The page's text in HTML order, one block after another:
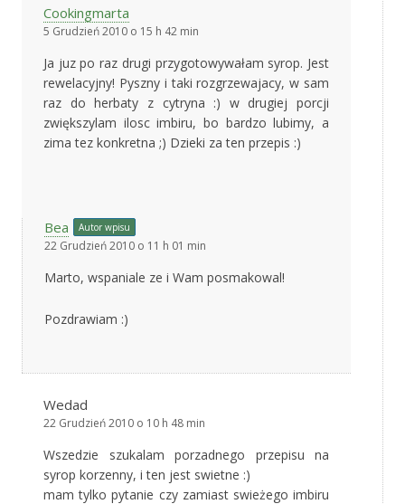
Cookingmarta
5 Grudzień 2010 o 15 h 42 min
Ja juz po raz drugi przygotowywałam syrop. Jest
rewelacyjny! Pyszny i taki rozgrzewajacy, w sam
raz do herbaty z cytryna :) w drugiej porcji
zwiększylam ilosc imbiru, bo bardzo lubimy, a
zima tez konkretna ;) Dzieki za ten przepis :)
Bea Autor wpisu
22 Grudzień 2010 o 11 h 01 min
Marto, wspaniale ze i Wam posmakowal!
Pozdrawiam :)
Wedad
22 Grudzień 2010 o 10 h 48 min
Wszedzie szukalam porzadnego przepisu na
syrop korzenny, i ten jest swietne :)
mam tylko pytanie czy zamiast swieżego imbiru